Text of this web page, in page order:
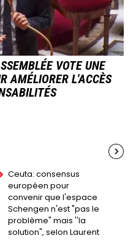
VOTE UNE
AMÉLIORER L'ACCÈS
Ceuta: consensus
européen pour
convenir que l'espace
Schengen n'est "pas le
problème" mais ''la
solution", selon Laurent